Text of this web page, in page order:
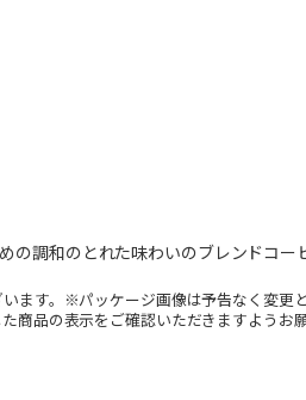
調和のとれた味わいのブレンドコー
ます。※パッケージ画像は予告なく変更
商品の表示をご確認いただきますようお願